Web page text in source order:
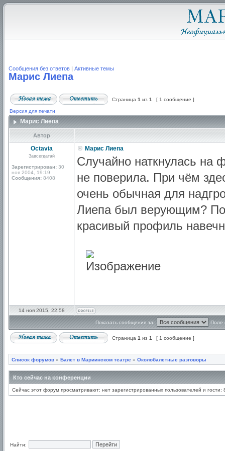
Сообщения без ответов | Активные темы
Марис Лиепа
Страница 1 из 1 [ 1 сообщение ]
Версия для печати
Марис Лиепа
Автор
Octavia
Завсегдатай
Зарегистрирован: 30
ноя 2004, 19:19
Сообщения: 8408
Марис Лиепа
Случайно наткнулась на
не поверила. При чём
очень обычная для
Лиепа был верующим?
красивый профиль
14 ноя 2015, 22:58
Показать сообщения за: Поле
Страница 1 из 1 [ 1 сообщение ]
Список форумов » Балет в Мариинском театре » Околобалетные разговоры
Кто сейчас на конференции
Сейчас этот форум просматривают: нет зарегистрированных пользователей и гости:
Найти: